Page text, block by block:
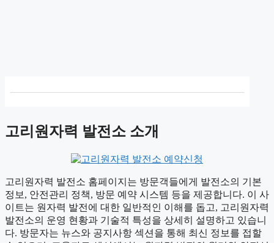
고리원자력 발전소 소개
고리원자력 발전소 홈페이지는 방문객들에게 발전소의 기본
정보, 안전관리 정책, 방문 예약 시스템 등을 제공합니다. 이 사
이트는 원자력 발전에 대한 일반적인 이해를 돕고, 고리원자력
발전소의 운영 현황과 기술적 특성을 상세히 설명하고 있습니
다. 방문자는 뉴스와 공지사항 섹션을 통해 최신 정보를 접할